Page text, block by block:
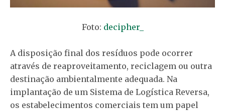
Foto: decipher_
A disposição final dos resíduos pode ocorrer
através de reaproveitamento, reciclagem ou outra
destinação ambientalmente adequada. Na
implantação de um Sistema de Logística Reversa,
os estabelecimentos comerciais tem um papel